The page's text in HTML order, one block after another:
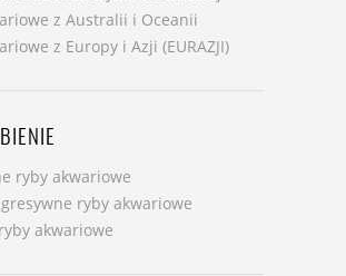
z Australii i Oceanii
z Europy i Azji (EURAZJI)
ryby akwariowe
ryby akwariowe
akwariowe